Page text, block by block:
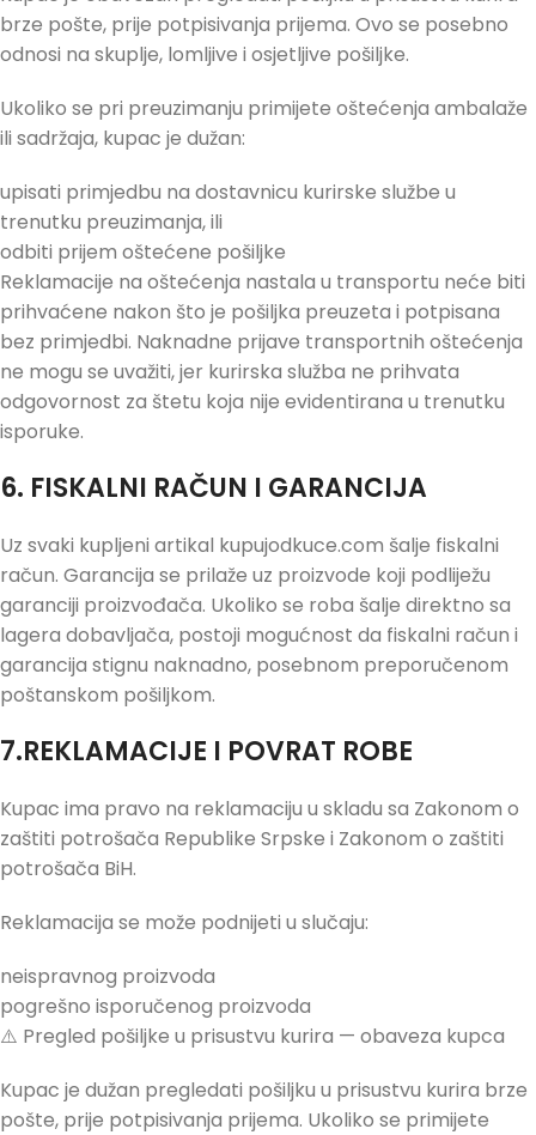
brze pošte, prije potpisivanja prijema. Ovo se posebno
odnosi na skuplje, lomljive i osjetljive pošiljke.
Ukoliko se pri preuzimanju primijete oštećenja ambalaže
ili sadržaja, kupac je dužan:
upisati primjedbu na dostavnicu kurirske službe u
trenutku preuzimanja, ili
odbiti prijem oštećene pošiljke
Reklamacije na oštećenja nastala u transportu neće biti
prihvaćene nakon što je pošiljka preuzeta i potpisana
bez primjedbi. Naknadne prijave transportnih oštećenja
ne mogu se uvažiti, jer kurirska služba ne prihvata
odgovornost za štetu koja nije evidentirana u trenutku
isporuke.
6. FISKALNI RAČUN I GARANCIJA
Uz svaki kupljeni artikal kupujodkuce.com šalje fiskalni
račun. Garancija se prilaže uz proizvode koji podliježu
garanciji proizvođača. Ukoliko se roba šalje direktno sa
lagera dobavljača, postoji mogućnost da fiskalni račun i
garancija stignu naknadno, posebnom preporučenom
poštanskom pošiljkom.
7.REKLAMACIJE I POVRAT ROBE
Kupac ima pravo na reklamaciju u skladu sa Zakonom o
zaštiti potrošača Republike Srpske i Zakonom o zaštiti
potrošača BiH.
Reklamacija se može podnijeti u slučaju:
neispravnog proizvoda
pogrešno isporučenog proizvoda
⚠️ Pregled pošiljke u prisustvu kurira — obaveza kupca
Kupac je dužan pregledati pošiljku u prisustvu kurira brze
pošte, prije potpisivanja prijema. Ukoliko se primijete